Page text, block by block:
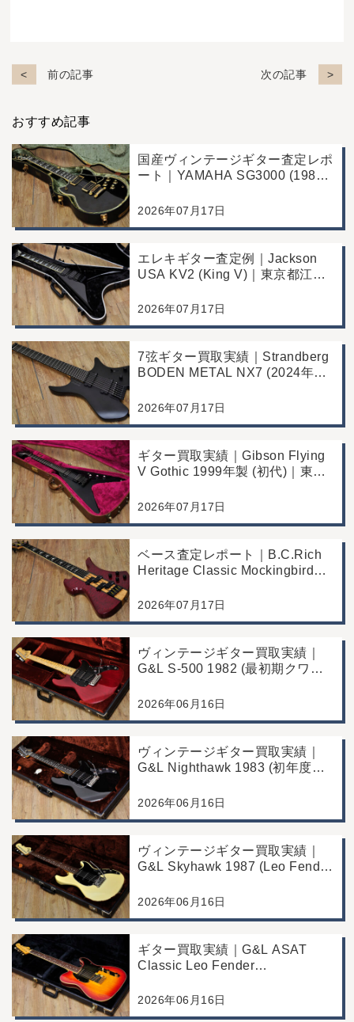
前の記事 次の記事
おすすめ記事
国産ヴィンテージギター査定レポ
ート｜YAMAHA SG3000 (1988
り店舗にて買取
2026年07月17日
エレキギター査定例｜Jackson
USA KV2 (King V)｜東京都江戸
2026年07月17日
7弦ギター買取実績｜Strandberg
BODEN METAL NX7 (2024年製)
店
2026年07月17日
ギター買取実績｜Gibson Flying
V Gothic 1999年製 (初代)｜東京
2026年07月17日
ベース査定レポート｜B.C.Rich
Heritage Classic Mockingbird
にて買取
2026年07月17日
ヴィンテージギター買取実績｜
G&L S-500 1982 (最初期クワガ
買取/コンディション良好の査定
2026年06月16日
ヴィンテージギター買取実績｜
G&L Nighthawk 1983 (初年度マ
区/店頭買取/コンディション良好
2026年06月16日
ヴィンテージギター買取実績｜
G&L Skyhawk 1987 (Leo Fender
川区/店頭買取/コンディション良
2026年06月16日
ギター買取実績｜G&L ASAT
Classic Leo Fender
江戸川区/店頭買取/コンディショ
2026年06月16日